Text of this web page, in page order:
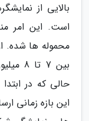
است. این امر
این بازه زمانی